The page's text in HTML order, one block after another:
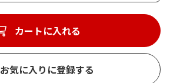
カートに入れる
お気に入りに登録する